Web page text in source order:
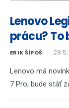
Lenovo
prácu? To
ERIK ŠÍPOŠ
Lenovo má
7 Pro, bude stáť